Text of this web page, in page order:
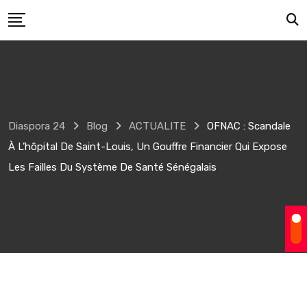
to
Diaspora 24 Blog ACTUALITE
OFNAC : Scandale
À L’hôpital De Saint-Louis, Un Gouffre Financier Qui Expose
Les Failles Du Système De Santé Sénégalais